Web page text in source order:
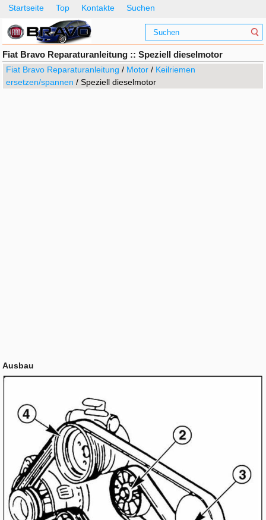
Startseite Top Kontakte Suchen
Fiat Bravo Reparaturanleitung :: Speziell dieselmotor
Fiat Bravo Reparaturanleitung / Motor / Keilriemen
ersetzen/spannen / Speziell dieselmotor
Ausbau